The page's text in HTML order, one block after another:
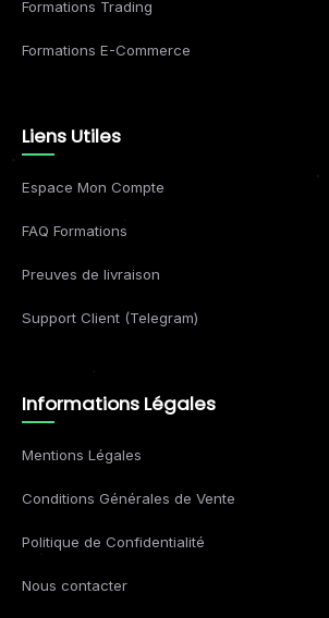
Formations Trading
Formations E-Commerce
Liens Utiles
Espace Mon Compte
FAQ Formations
Preuves de livraison
Support Client (Telegram)
Informations Légales
Mentions Légales
Conditions Générales de Vente
Politique de Confidentialité
Nous contacter